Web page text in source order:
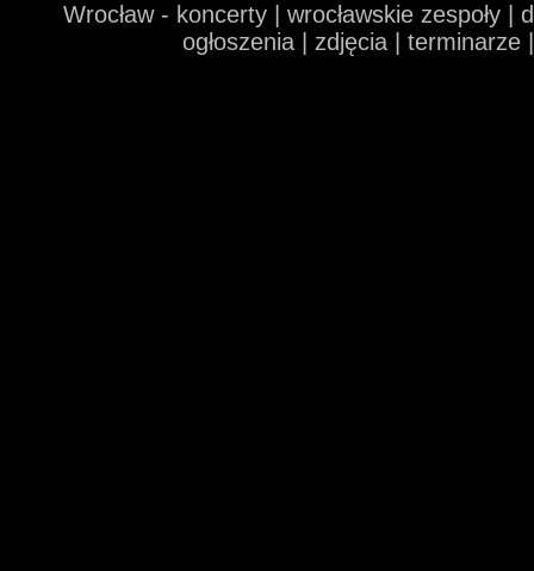
Wrocław - koncerty | wrocławskie zespoły
ogłoszenia | zdjęcia |